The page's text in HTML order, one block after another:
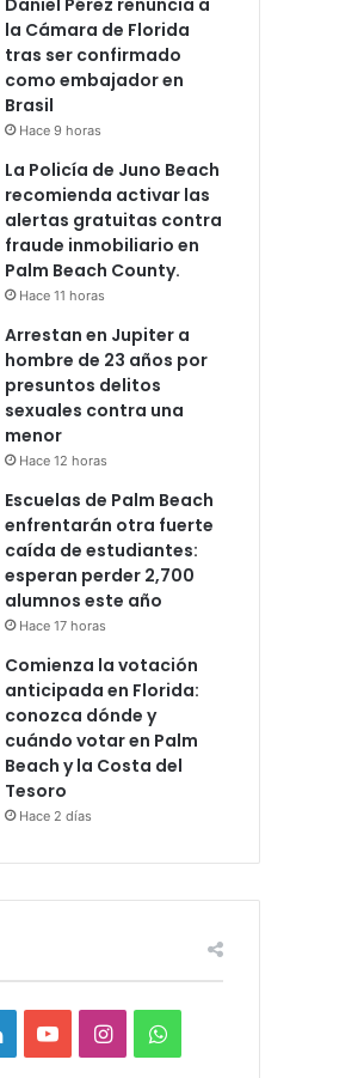
Daniel Pérez renuncia a
la Cámara de Florida
tras ser confirmado
como embajador en
Brasil
Hace 9 horas
La Policía de Juno Beach
recomienda activar las
alertas gratuitas contra
fraude inmobiliario en
Palm Beach County.
Hace 11 horas
Arrestan en Jupiter a
hombre de 23 años por
presuntos delitos
sexuales contra una
menor
Hace 12 horas
Escuelas de Palm Beach
enfrentarán otra fuerte
caída de estudiantes:
esperan perder 2,700
alumnos este año
Hace 17 horas
Comienza la votación
anticipada en Florida:
conozca dónde y
cuándo votar en Palm
Beach y la Costa del
Tesoro
Hace 2 días
L
I
W